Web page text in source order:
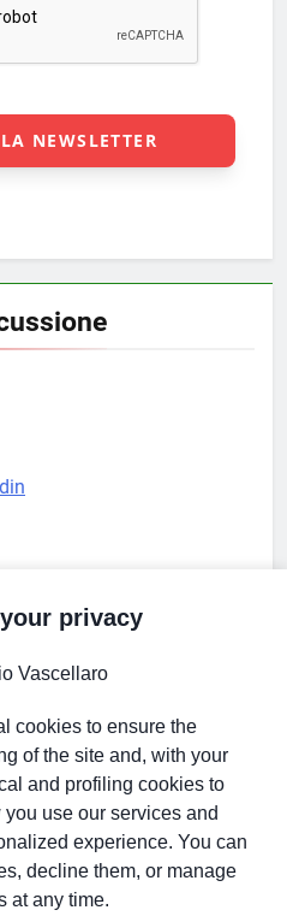
Disclaimer Privacy PolicyCookie
privacy
Vascellaro
cookies to ensure the
of the site and, with your
and profiling cookies to
use our services and
experience. You can
decline them, or manage
at any time.